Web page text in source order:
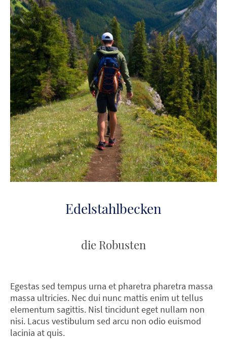
Edelstahlbecken
die Robusten
Egestas sed tempus urna et pharetra pharetra massa
massa ultricies. Nec dui nunc mattis enim ut tellus
elementum sagittis. Nisl tincidunt eget nullam non
nisi. Lacus vestibulum sed arcu non odio euismod
lacinia at quis.